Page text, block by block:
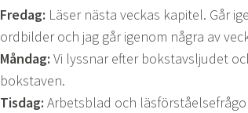
Fredag: Läser nästa veckas kapitel. Går
ordbilder och jag går igenom några av
Måndag: Vi lyssnar efter bokstavsljudet
bokstaven.
Tisdag: Arbetsblad och